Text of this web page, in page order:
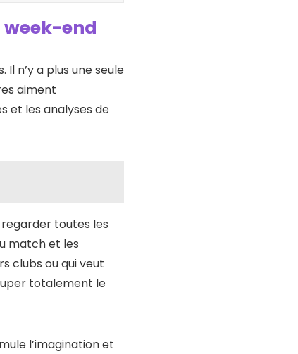
week-end
n’y a plus une seule
aiment
et les analyses de
regarder toutes les
match et les
clubs ou qui veut
totalement le
l’imagination et